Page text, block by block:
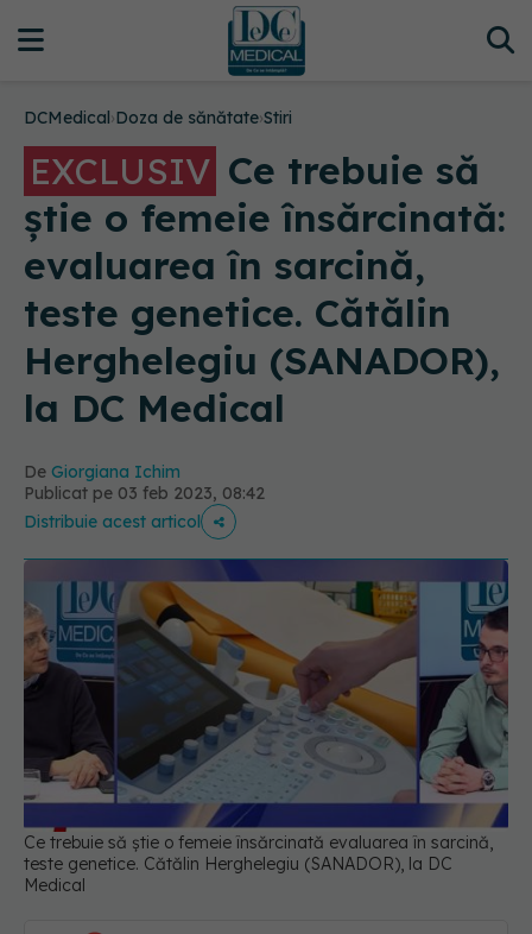
DCMedical›Doza de sănătate›Stiri
EXCLUSIV Ce trebuie să
știe o femeie însărcinată:
evaluarea în sarcină,
teste genetice. Cătălin
Herghelegiu (SANADOR),
la DC Medical
De Giorgiana Ichim
Publicat pe 03 feb 2023, 08:42
Distribuie acest articol
Ce trebuie să știe o femeie însărcinată evaluarea în sarcină,
teste genetice. Cătălin Herghelegiu (SANADOR), la DC
Medical